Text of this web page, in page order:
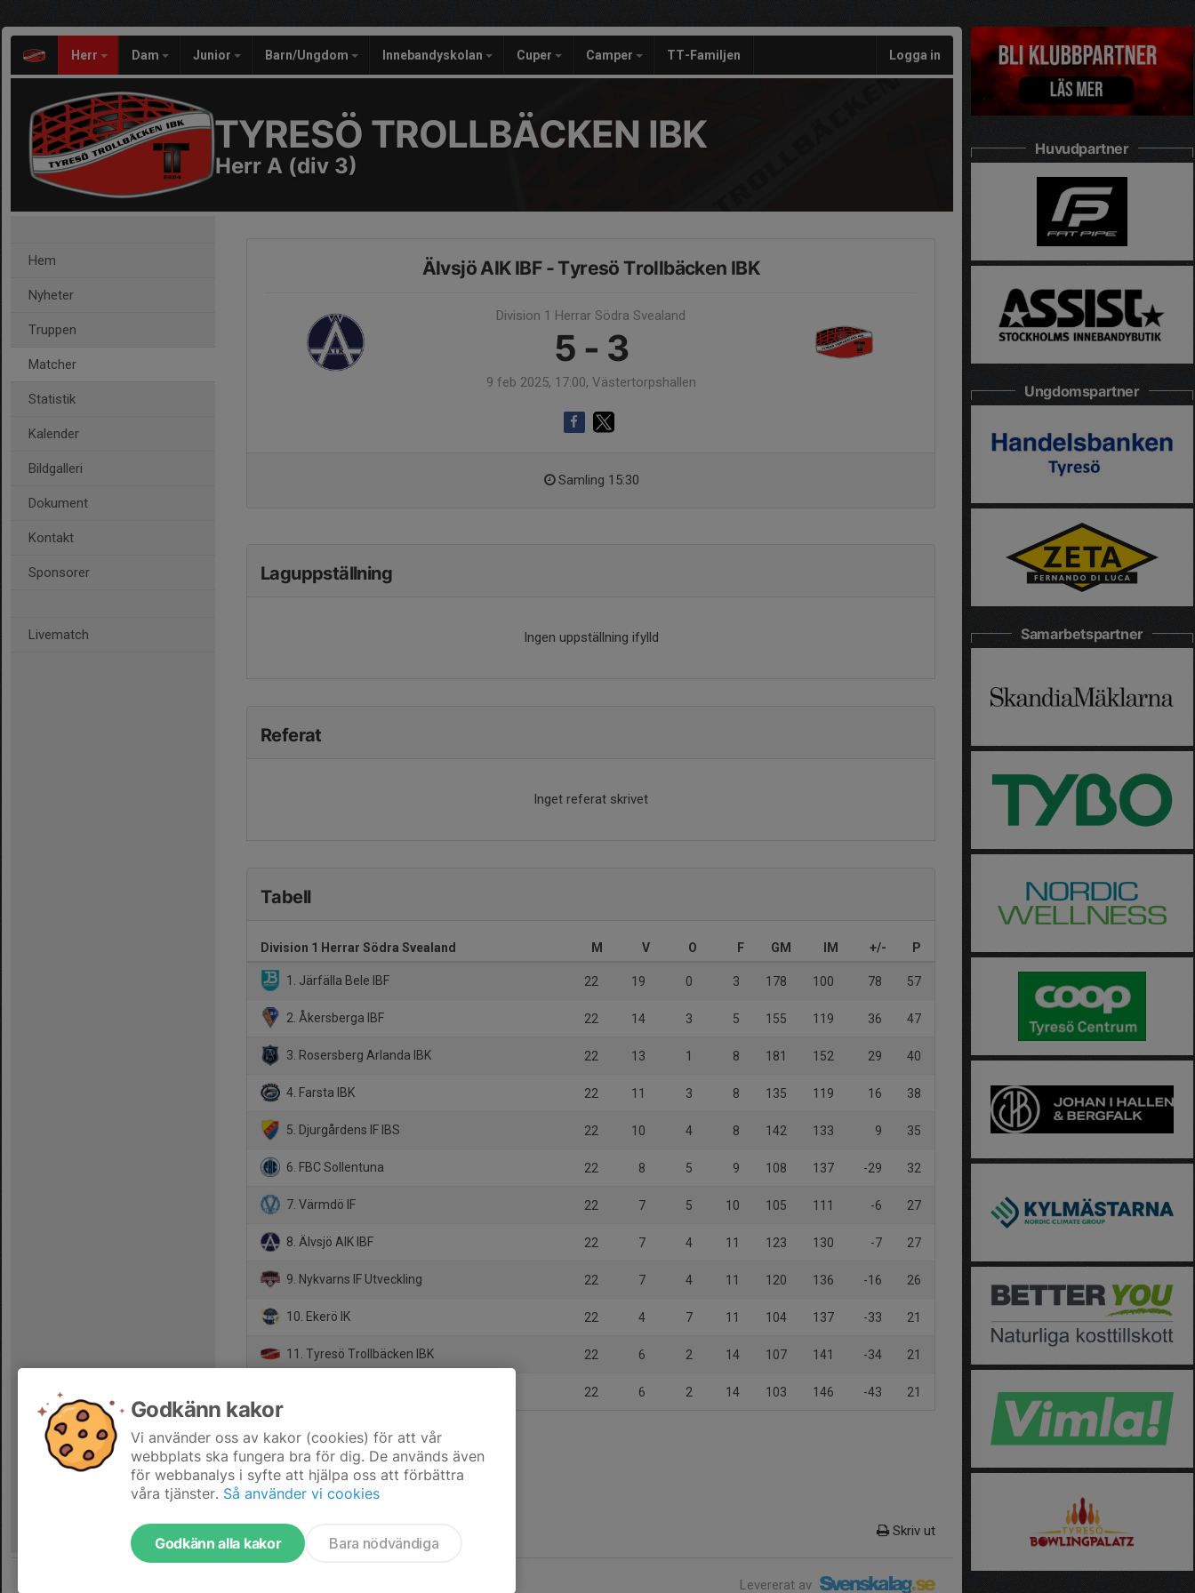
Herr Dam Junior Barn/Ungdom Innebandyskolan Cuper Camper TT-Familjen Logga in
TYRESÖ TROLLBÄCKEN IBK
Herr A (div 3)
Hem
Nyheter
Truppen
Matcher
Statistik
Kalender
Bildgalleri
Dokument
Kontakt
Sponsorer
Livematch
Älvsjö AIK IBF - Tyresö Trollbäcken IBK
Division 1 Herrar Södra Svealand
5 - 3
9 feb 2025, 17:00, Västertorpshallen
Samling 15:30
Laguppställning
Ingen uppställning ifylld
Referat
Inget referat skrivet
Tabell
Division 1 Herrar Södra Svealand M V O F GM IM +/- P
1. Järfälla Bele IBF 22 19 0 3 178 100 78 57
2. Åkersberga IBF 22 14 3 5 155 119 36 47
3. Rosersberg Arlanda IBK 22 13 1 8 181 152 29 40
4. Farsta IBK 22 11 3 8 135 119 16 38
5. Djurgårdens IF IBS 22 10 4 8 142 133 9 35
6. FBC Sollentuna 22 8 5 9 108 137 -29 32
7. Värmdö IF 22 7 5 10 105 111 -6 27
8. Älvsjö AIK IBF 22 7 4 11 123 130 -7 27
9. Nykvarns IF Utveckling 22 7 4 11 120 136 -16 26
10. Ekerö IK 22 4 7 11 104 137 -33 21
11. Tyresö Trollbäcken IBK 22 6 2 14 107 141 -34 21
22 6 2 14 103 146 -43 21
Skriv ut
Levererat av
Huvudpartner
Ungdomspartner
Samarbetspartner
Godkänn kakor
Vi använder oss av kakor (cookies) för att vår
webbplats ska fungera bra för dig. De används även
för webbanalys i syfte att hjälpa oss att förbättra
våra tjänster. Så använder vi cookies
Godkänn alla kakor Bara nödvändiga